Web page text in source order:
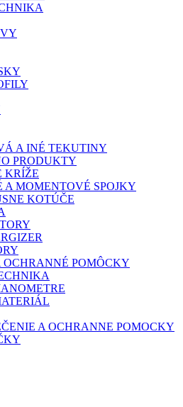
A INÉ TEKUTINY
PRODUKTY
KRÍŽE
MOMENTOVÉ SPOJKY
KOTÚČE
OCHRANNÉ POMÔCKY
A OCHRANNE POMOCKY